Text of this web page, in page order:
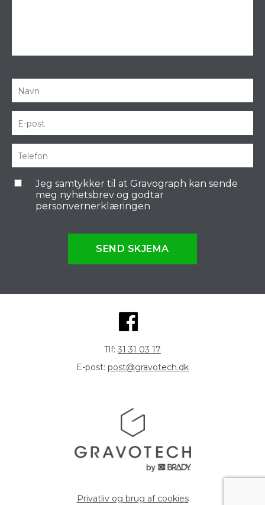
Jeg samtykker til at Gravograph kan sende
meg nyhetsbrev og godtar
personvernerklæringen
SEND SKJEMA
Tlf: 31 31 03 17
E-post: post@gravotech.dk
Privatliv og brug af cookies